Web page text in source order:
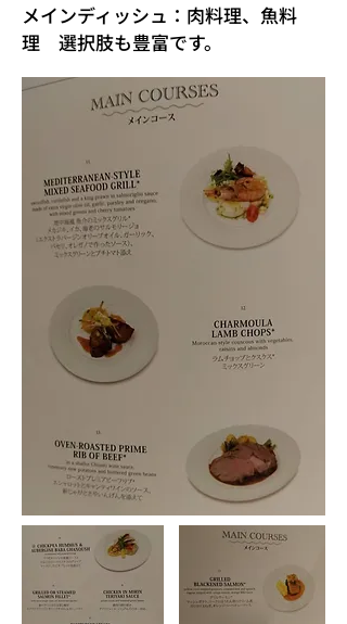
​メインディッシュ：肉料理、魚料
理 選択肢も豊富です。